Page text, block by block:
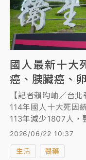
國人最新十
癌、胰臟癌、
【記者賴昀岫／台
114年國人十大死因
113年減少1807人，
癌症則連續44年蟬
年完全相同，氣管、
肺癌、胰臟癌、卵
2026/06/22 10:37
生活 醫藥